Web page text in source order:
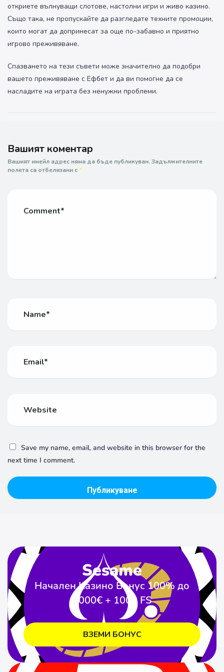
откриете вълнуващи слотове, настолни игри и живо казино.
Също така, не пропускайте да разгледате техните промоции,
които могат да допринесат за още по-забавно и приятно
игрово преживяване.
Спазването на тези съвети може значително да подобри
вашето преживяване с Ефбет и да ви помогне да се
насладите на играта без ненужни проблеми.
Вашият коментар
Вашият имейл адрес няма да бъде публикуван.Задължителните
полета са отбелязани с*
Save my name, email, and website in this browser for the
next time I comment.
Sesame
Начален Казино Бонус 100% до
1000€ + 1000 FS
ВЗЕМИ БОНУС